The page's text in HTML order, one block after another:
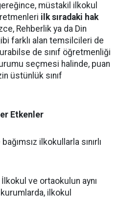
müstakil ilkokul
ilk sıradaki hak
Rehberlik ya da Din
farklı alan temsilcileri de
de sınıf öğretmenliği
seçmesi halinde, puan
üstünlük sınıf
Etkenler
ilkokullarla sınırlı
İlkokul ve ortaokulun aynı
kurumlarda, ilkokul